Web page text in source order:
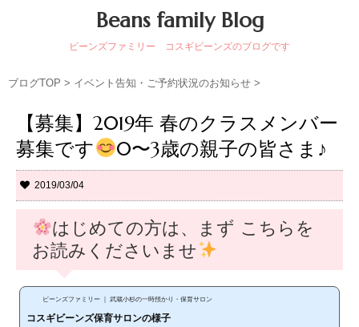
Beans family Blog
ビーンズファミリー コスギビーンズのブログです
ブログTOP > イベント告知・ご予約状況のお知らせ >
【募集】2019年 春のクラスメンバー
募集です
0〜3歳の親子の皆さま♪
2019/03/04
はじめての方は、まず こちらを
お読みくださいませ
ビーンズファミリー ｜ 武蔵小杉の一時預かり・保育サロン
コスギビーンズ保育サロンの様子